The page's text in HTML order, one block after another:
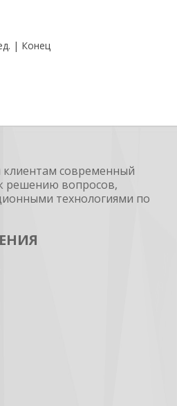
| Конец
современный
решению вопросов,
технологиями по